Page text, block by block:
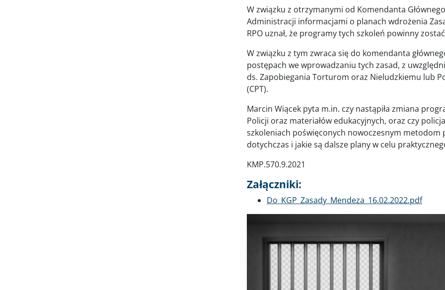
W związku z otrzymanymi od Komendanta
Administracji informacjami o planach wdrożenia
RPO uznał, że programy tych szkoleń powinny
W związku z tym zwraca się do komendanta
postępach we wprowadzaniu tych zasad, z
ds. Zapobiegania Torturom oraz Nieludzkiemu lub
(CPT).
Marcin Wiącek pyta m.in. czy nastąpiła zmiana
Policji oraz materiałów edukacyjnych, oraz czy
szkoleniach poświęconych nowoczesnym metodom
dotychczas i jakie są dalsze plany w celu
KMP.570.9.2021
Załączniki:
Dokument
Do_KGP_Zasady_Mendeza_16.02.2022.pdf